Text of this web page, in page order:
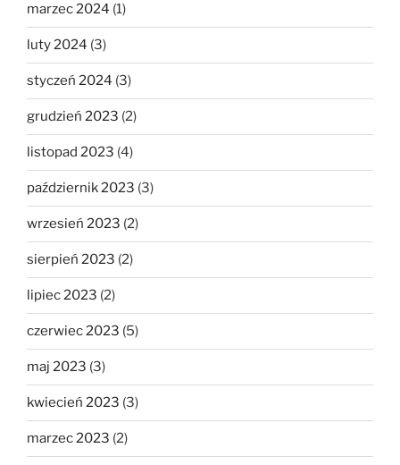
marzec 2024 (1)
luty 2024 (3)
styczeń 2024 (3)
grudzień 2023 (2)
listopad 2023 (4)
październik 2023 (3)
wrzesień 2023 (2)
sierpień 2023 (2)
lipiec 2023 (2)
czerwiec 2023 (5)
maj 2023 (3)
kwiecień 2023 (3)
marzec 2023 (2)